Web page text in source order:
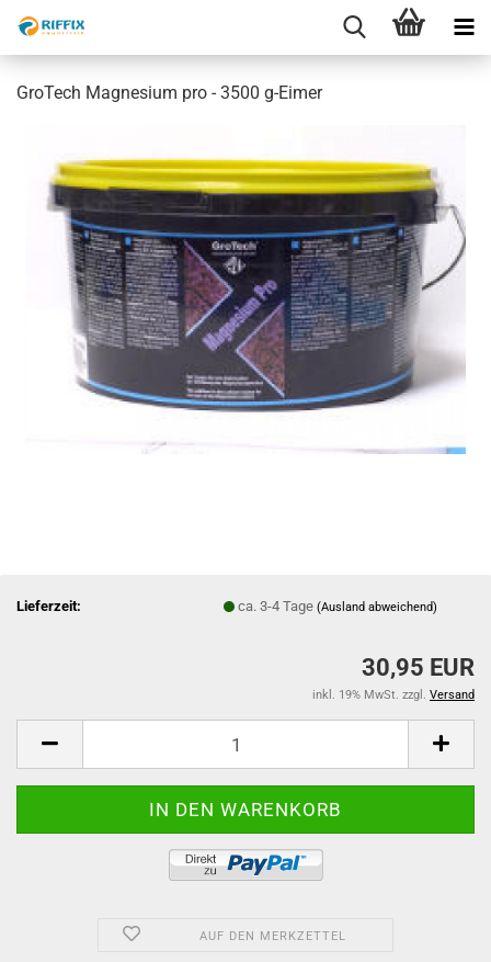
GroTech Magnesium pro - 3500 g-Eimer
Lieferzeit: ca. 3-4 Tage(Ausland abweichend)
30,95 EUR
inkl. 19% MwSt. zzgl. Versand
AUF DEN MERKZETTEL